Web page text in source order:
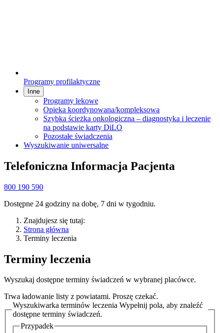
Programy profilaktyczne
Inne
Programy lekowe
Opieka koordynowana/kompleksowa
Szybka ścieżka onkologiczna – diagnostyka i leczenie
na podstawie karty DiLO
Pozostałe świadczenia
Wyszukiwanie uniwersalne
Telefoniczna Informacja Pacjenta
800 190 590
Dostępne 24 godziny na dobę, 7 dni w tygodniu.
Znajdujesz się tutaj:
Strona główna
Terminy leczenia
Terminy leczenia
Wyszukaj dostępne terminy świadczeń w wybranej placówce.
Trwa ładowanie listy z powiatami. Proszę czekać.
Wyszukiwarka terminów leczenia Wypełnij pola, aby znaleźć
dostępne terminy świadczeń.
Przypadek